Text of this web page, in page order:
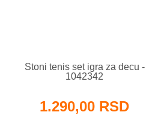
Stoni tenis set igra za decu -
1042342
1.290,00 RSD